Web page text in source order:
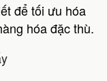
để tối ưu hóa
hóa đặc thù.